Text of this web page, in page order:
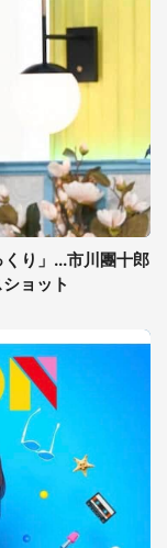
くり」...市川團十郎
ョット